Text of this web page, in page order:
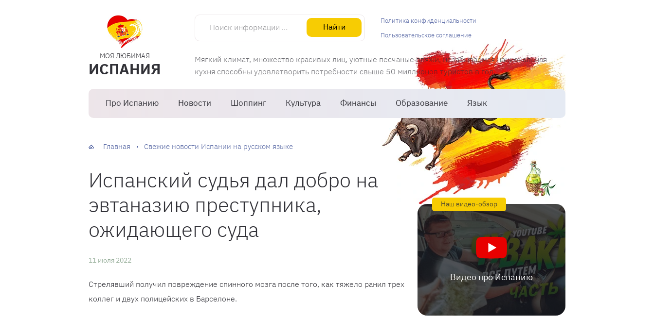
МОЯ ЛЮБИМАЯ
ИСПАНИЯ
Поиск информации об Испании
Найти
Мягкий климат, множество красивых лиц, уютные песчаные пляжи, незабываемая национальная
кухня способны удовлетворить потребности свыше 50 миллионов туристов в год.
Про Испанию Новости Шоппинг Культура Финансы Образование Язык
Политика конфиденциальности
Пользовательское соглашение
Главная Свежие новости Испании на русском языке
Испанский судья дал добро на
эвтаназию преступника,
ожидающего суда
11 июля 2022
Стрелявший получил повреждение спинного мозга после того, как тяжело ранил трех
коллег и двух полицейских в Барселоне.
Наш видео-обзор
Видео про Испанию